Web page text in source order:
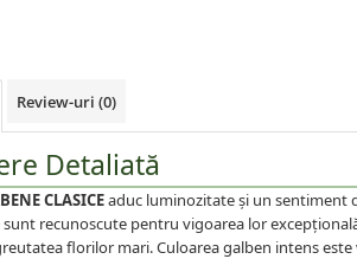
Review-uri (0)
Detaliată
CLASICEaduc luminozitate și un sentiment
sunt recunoscute pentru vigoarea lor
florilor mari. Culoarea galben intens